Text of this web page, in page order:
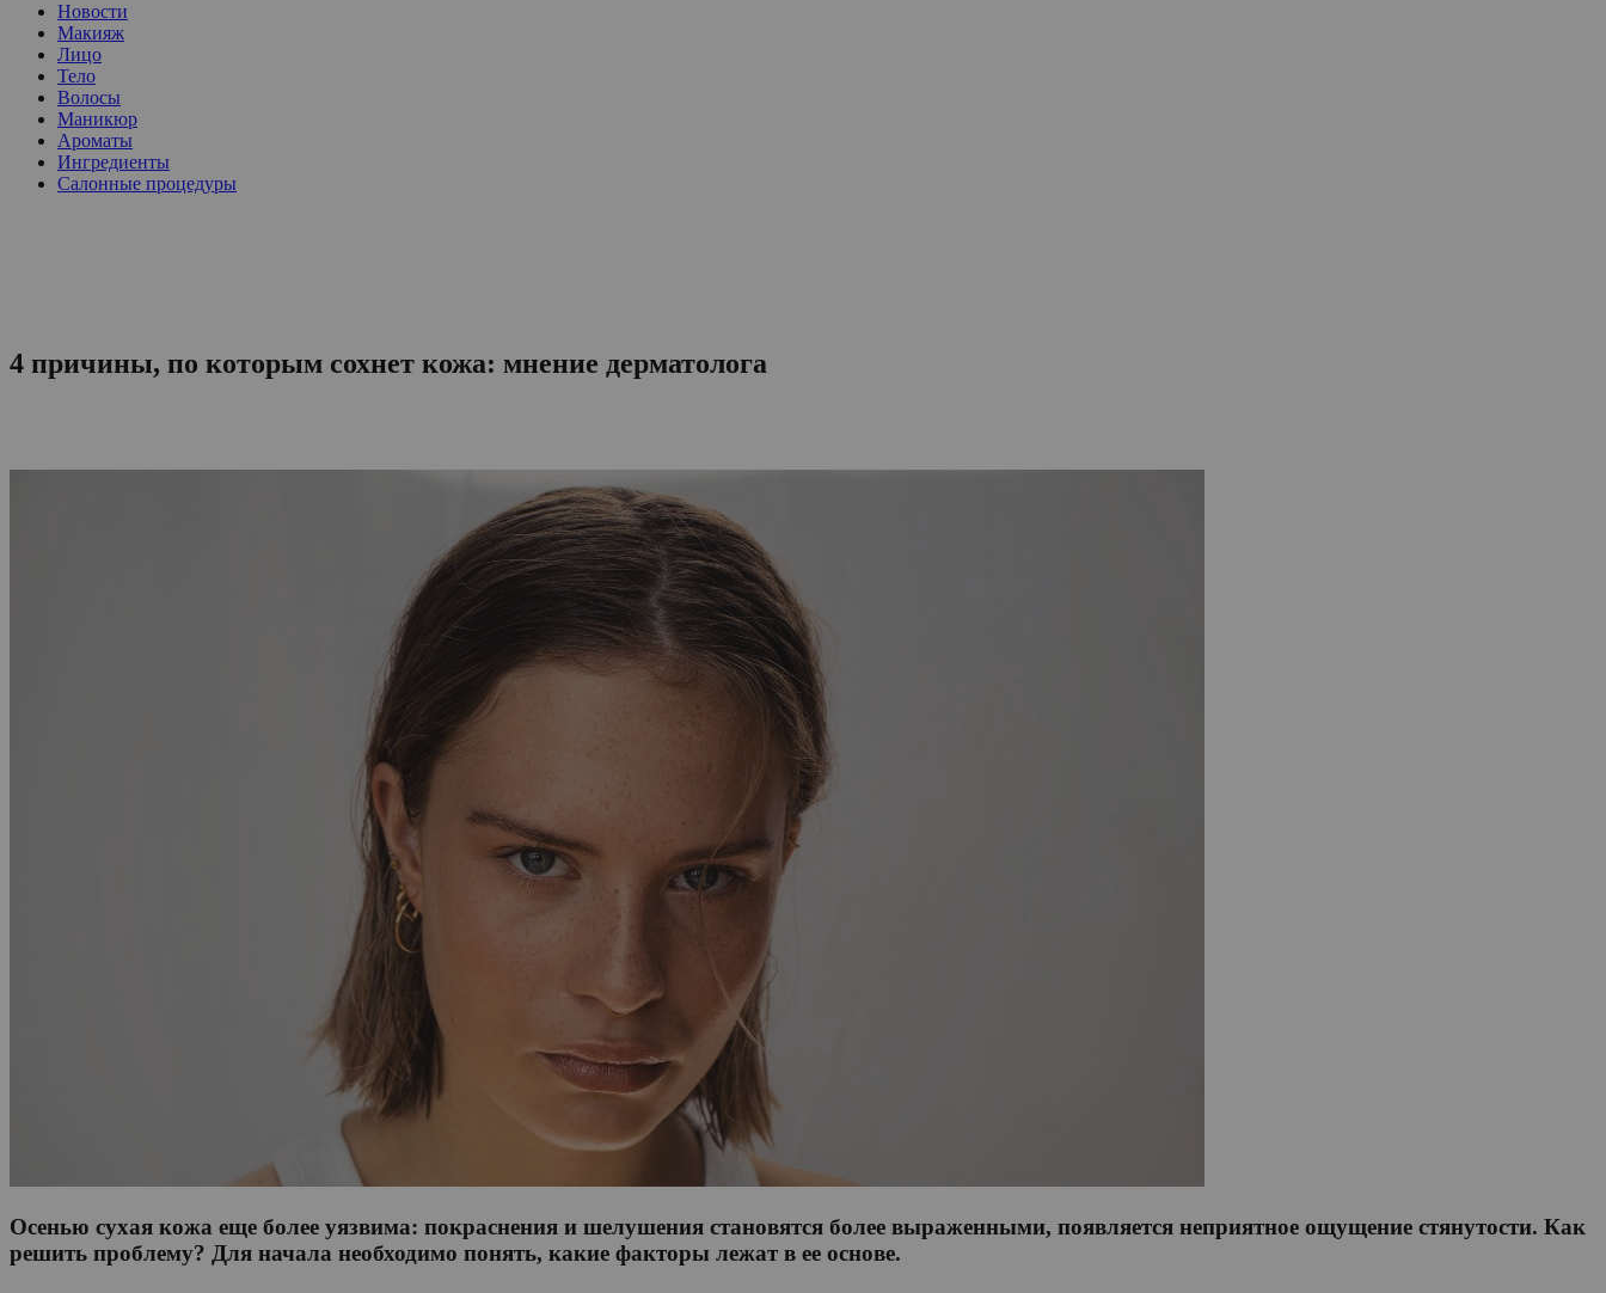
Новости
Макияж
Лицо
Тело
Волосы
Маникюр
Ароматы
Ингредиенты
Салонные процедуры
4 причины, по которым сохнет кожа: мнение дерматолога
Осенью сухая кожа еще более уязвима: покраснения и шелушения становятся более выраженными, появляется неприятное ощущение стянутости. Как
решить проблему? Для начала необходимо понять, какие факторы лежат в ее основе.